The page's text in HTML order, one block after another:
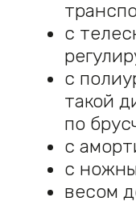
с
с
такой
по
с
с
весом